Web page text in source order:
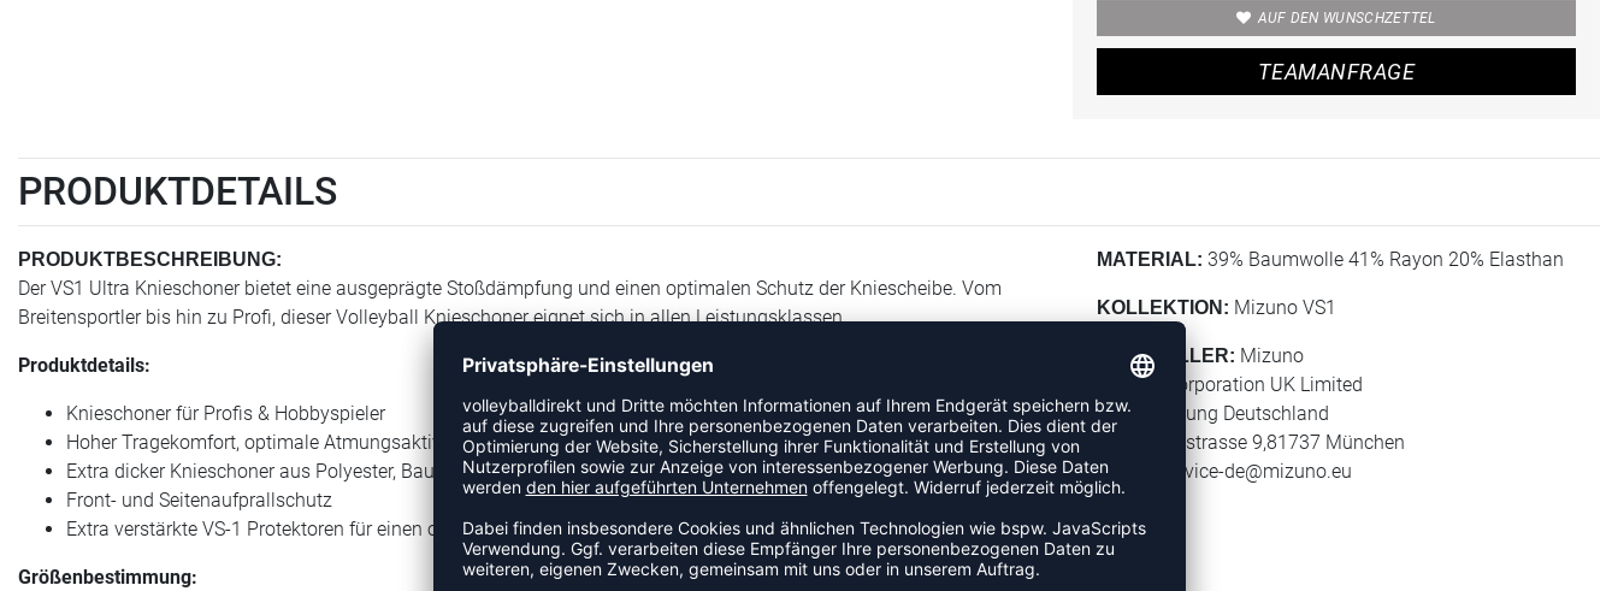
AUF DEN WUNSCHZETTEL
TEAMANFRAGE
PRODUKTDETAILS
PRODUKTBESCHREIBUNG:
Der VS1 Ultra Knieschoner bietet eine ausgeprägte Stoßdämpfung und einen optimalen Schutz der Kniescheibe. Vom
Breitensportler bis hin zu Profi, dieser Volleyball Knieschoner eignet sich in allen Leistungsklassen.
Produktdetails:
Knieschoner für Profis & Hobbyspieler
Hoher Tragekomfort, optimale Atmungsaktivität und hohe Flexibilität
Extra dicker Knieschoner aus Polyester, Baumwolle und Rayon
Front- und Seitenaufprallschutz
Extra verstärkte VS-1 Protektoren für einen optimalen Front- und Seitenschutz des Kniegelenks
Größenbestimmung:
MATERIAL: 39% Baumwolle 41% Rayon 20% Elasthan
KOLLEKTION: Mizuno VS1
HERSTELLER: Mizuno
Mizuno Corporation UK Limited
Niederlassung Deutschland
Bayerwaldstrasse 9,81737 München
E-Mail:
service-de@mizuno.eu